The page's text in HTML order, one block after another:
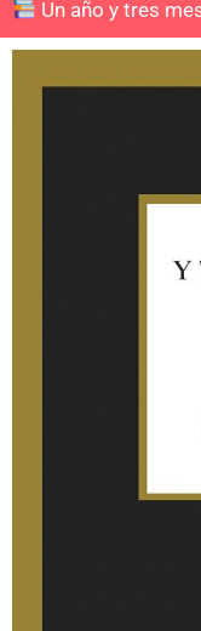
Un año y tres